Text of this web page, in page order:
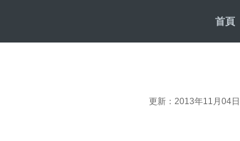
首頁
更新：2013年11月04日